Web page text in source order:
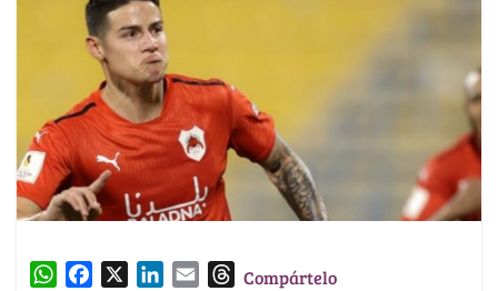
W
TCompártelo